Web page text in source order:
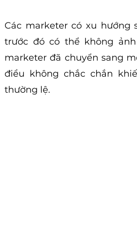
Các marketer có xu
trước đó có thể không
marketer đã chuyển sang
điều không chắc chắn
thường lệ.